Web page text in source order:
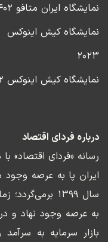
نمایشگاه ایران متافو ۱۴۰۲
نمایشگاه کیش اینوکس
۲۰۲۳
نمایشگاه کیش اینوکس ۲۰۲۲
درباره فردای اقتصاد
رسانه «فردای اقتصاد»
ایران پا به عرصه وجود
سال ۱۳۹۹
به عرصه وجود نهاد و
بازار سرمایه به